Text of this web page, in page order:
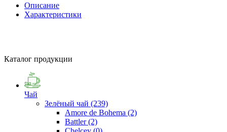
Описание
Характеристики
Каталог продукции
Чай
Зелёный чай (239)
Amore de Bohema (2)
Battler(2)